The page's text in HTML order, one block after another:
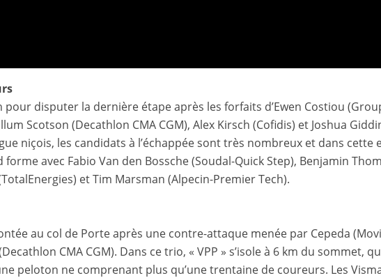
disputer la dernière étape après les forfaits d’Ewen Costiou
Scotson (Decathlon CMA CGM), Alex Kirsch (Cofidis) et Joshua
niçois, les candidats à l’échappée sont très nombreux et dans cette
avec Fabio Van den Bossche (Soudal-Quick Step), Benjamin
et Tim Marsman (Alpecin-Premier Tech).
au col de Porte après une contre-attaque menée par Cepeda
CMA CGM). Dans ce trio, « VPP » s’isole à 6 km du sommet,
peloton ne comprenant plus qu’une trentaine de coureurs. Les